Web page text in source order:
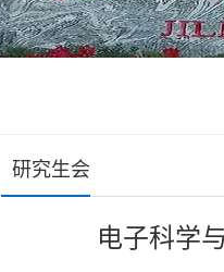
研究生会
电子科学